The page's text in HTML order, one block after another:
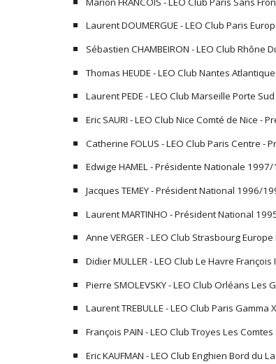
Laurent DOUMERGUE - LEO Club Paris
Sébastien CHAMBEIRON - LEO Club
Thomas HEUDE - LEO Club Nantes
Laurent PEDE - LEO Club Marseille Porte
Eric SAURI - LEO Club Nice Comté de Nice -
Catherine FOLUS - LEO Club Paris Centre -
Edwige HAMEL - Présidente Nationale
Jacques TEMEY - Président National 1996/
Laurent MARTINHO - Président National
Anne VERGER - LEO Club Strasbourg
Didier MULLER - LEO Club Le Havre
Pierre SMOLEVSKY - LEO Club Orléans
Laurent TREBULLE - LEO Club Paris
François PAIN - LEO Club Troyes Les
Eric KAUFMAN - LEO Club Enghien Bord du